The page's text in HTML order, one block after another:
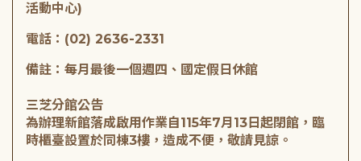
活動中心)
電話：(02) 2636-2331
備註：每月最後一個週四、國定假日休館
三芝分館公告
為辦理新館落成啟用作業自115年7月13日起閉館，臨
時櫃臺設置於同棟3樓，造成不便，敬請見諒。